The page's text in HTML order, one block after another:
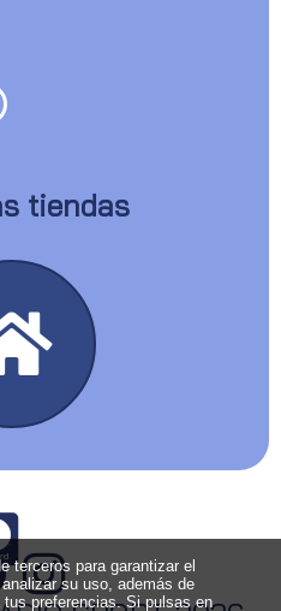
tiendas
terceros para garantizar el
su uso, además de
preferencias. Si pulsas en